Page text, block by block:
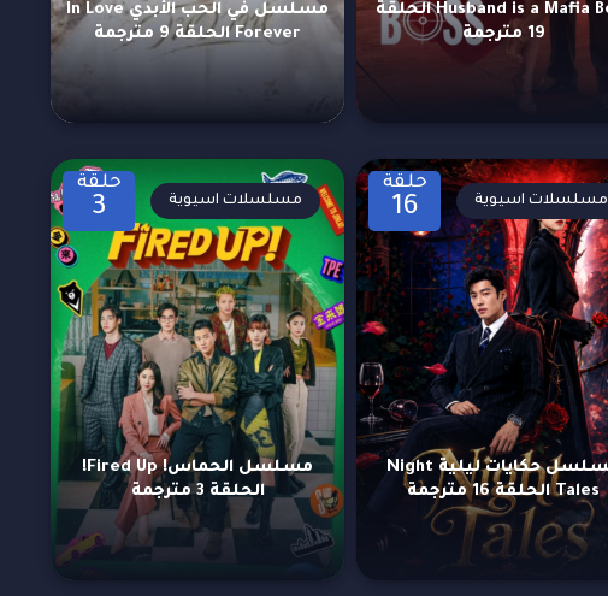
Husband is a Mafia Boss الحلقة
19 مترجمة
مسلسل في الحب الأبدي In Love
Forever الحلقة 9 مترجمة
حلقة
16
مسلسل حكايات ليلية Night
Tales الحلقة 16 مترجمة
مسلسلات اسيوية
حلقة
3
مسلسل الحماس! Fired Up!
الحلقة 3 مترجمة
مسلسلات اسيوية